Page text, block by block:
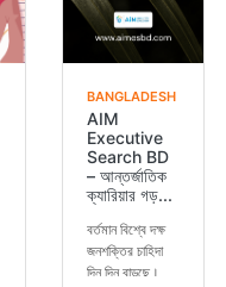
BANGLADESH
AIM
Executive
Search BD
– আন্তর্জাতিক
ক্যারিয়ার গড়...
বর্তমান বিশ্বে দক্ষ
জনশক্তির চাহিদা
দিন দিন বাড়ছে।